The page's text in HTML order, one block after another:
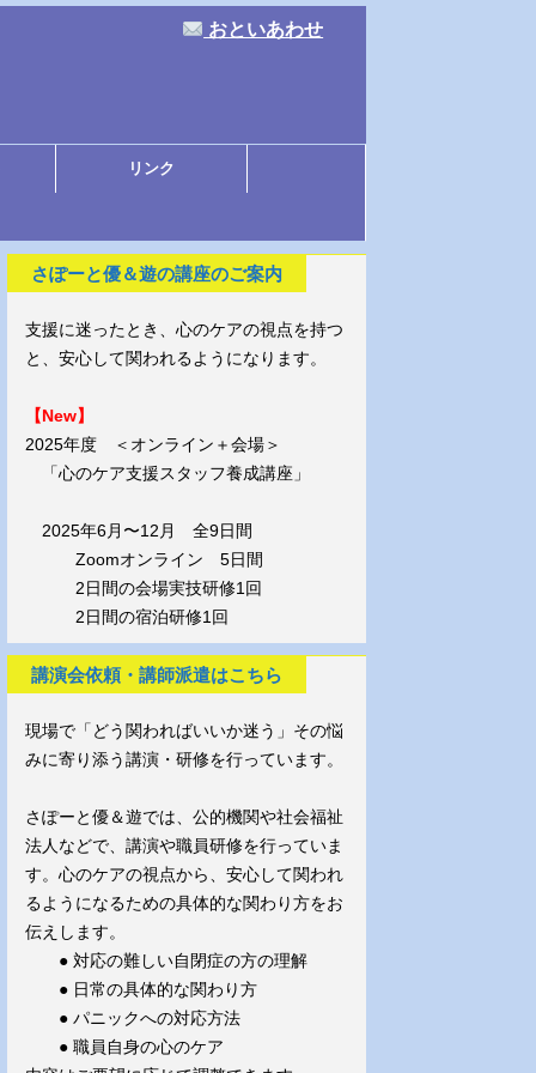
おといあわせ
リンク
さぽーと優＆遊の講座のご案内
支援に迷ったとき、心のケアの視点を持つ
と、安心して関われるようになります。
【New】
2025年度 ＜オンライン＋会場＞
「心のケア支援スタッフ養成講座」
2025年6月〜12月 全9日間
Zoomオンライン 5日間
2日間の会場実技研修1回
2日間の宿泊研修1回
講演会依頼・講師派遣はこちら
現場で「どう関わればいいか迷う」その悩
みに寄り添う講演・研修を行っています。
さぽーと優＆遊では、公的機関や社会福祉
法人などで、講演や職員研修を行っていま
す。心のケアの視点から、安心して関われ
るようになるための具体的な関わり方をお
伝えします。
● 対応の難しい自閉症の方の理解
● 日常の具体的な関わり方
● パニックへの対応方法
● 職員自身の心のケア